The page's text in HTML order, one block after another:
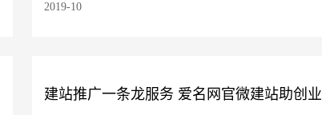
2019-10
建站推广一条龙服务 爱名网官微建站助创业